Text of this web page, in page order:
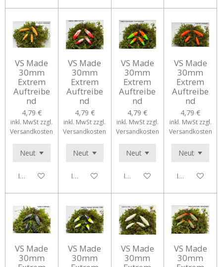
VS Made
30mm
Extrem
Auftreibe
nd
4,79 €
inkl. MwSt zzgl.
Versandkosten
In den Warenkorb
VS Made
30mm
Extrem
Auftreibe
nd
4,79 €
inkl. MwSt zzgl.
Versandkosten
In den Warenkorb
VS Made
30mm
Extrem
Auftreibe
nd
4,79 €
inkl. MwSt zzgl.
Versandkosten
In den Warenkorb
VS Made
30mm
Extrem
Auftreibe
nd
4,79 €
inkl. MwSt zzgl.
Versandkosten
In den
VS Made
30mm
VS Made
30mm
VS Made
30mm
VS Made
30mm